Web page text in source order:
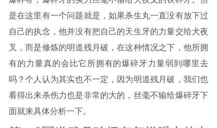
是在这里有一个问题就是，如果杀生丸一直没有放下过
自己的执念，他并没有把自己的天生牙的力量交给犬夜
叉，而是修炼的明道残月破，在这种情况之下，他所拥
有的力量真的会比它所拥有的爆碎牙力量弱到哪里去
吗？个人认为其实也不一定，因为明道残月破，我们也
看得出来杀伤力也是非常的大的，丝毫不输给爆碎牙下
面就来具体分析一下。